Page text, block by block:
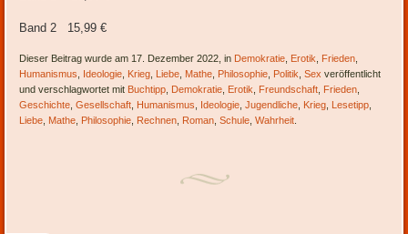
Band 2 15,99 €
Dieser Beitrag wurde am 17. Dezember 2022, in Demokratie Erotik Frieden
Humanismus
Ideologie Krieg Liebe Mathe Philosophie Politik ,Sex veröffentlicht
und verschlagwortet mit Buchtipp Demokratie Erotik Freundschaft Frieden
Geschichte ,Gesellschaft Humanismus Ideologie ,Jugendliche Krieg Lesetipp
Liebe Mathe Philosophie Rechnen Roman ,Schule ,Wahrheit